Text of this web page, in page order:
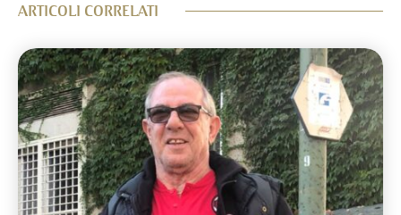
ARTICOLI CORRELATI